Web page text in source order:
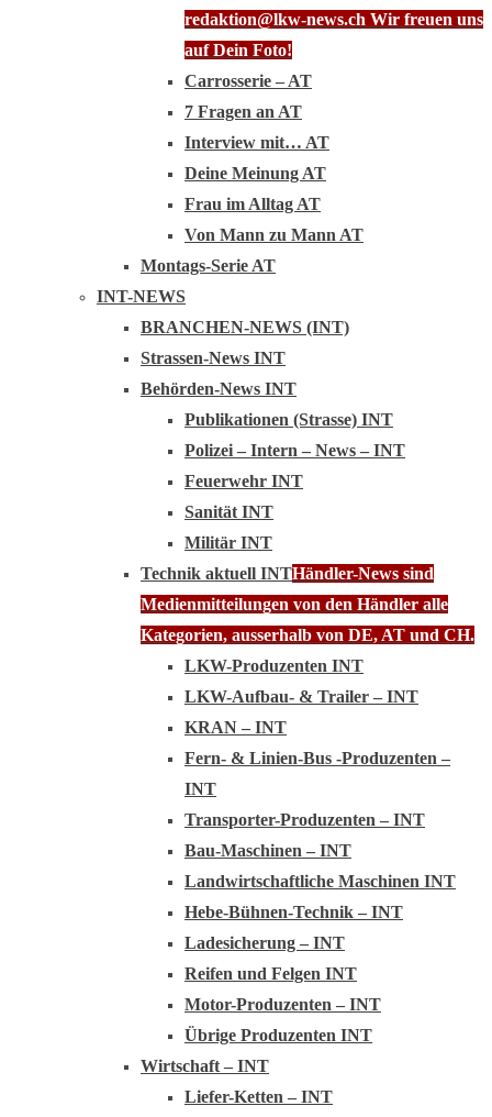
redaktion@lkw-news.ch Wir freuen uns
auf Dein Foto!
Carrosserie – AT
7 Fragen an AT
Interview mit… AT
Deine Meinung AT
Frau im Alltag AT
Von Mann zu Mann AT
Montags-Serie AT
INT-NEWS
BRANCHEN-NEWS (INT)
Strassen-News INT
Behörden-News INT
Publikationen (Strasse) INT
Polizei – Intern – News – INT
Feuerwehr INT
Sanität INT
Militär INT
Technik aktuell INTHändler-News sind
Medienmitteilungen von den Händler alle
Kategorien, ausserhalb von DE, AT und CH.
LKW-Produzenten INT
LKW-Aufbau- & Trailer – INT
KRAN – INT
Fern- & Linien-Bus -Produzenten –
INT
Transporter-Produzenten – INT
Bau-Maschinen – INT
Landwirtschaftliche Maschinen INT
Hebe-Bühnen-Technik – INT
Ladesicherung – INT
Reifen und Felgen INT
Motor-Produzenten – INT
Übrige Produzenten INT
Wirtschaft – INT
Liefer-Ketten – INT